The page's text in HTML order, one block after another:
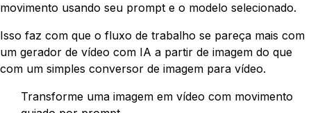
movimento usando seu prompt e o modelo selecionado.
Isso faz com que o fluxo de trabalho se pareça mais com
um gerador de vídeo com IA a partir de imagem do que
com um simples conversor de imagem para vídeo.
Transforme uma imagem em vídeo com movimento